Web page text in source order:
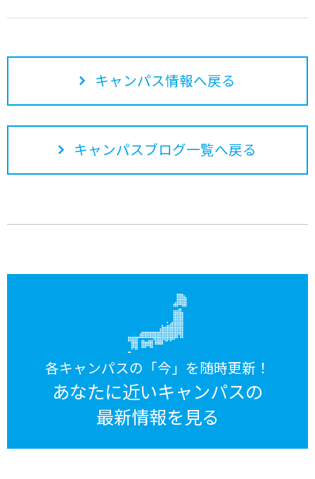
キャンパス情報へ戻る
キャンパスブログ一覧へ戻る
各キャンパスの「今」を随時更新！
あなたに近いキャンパスの
最新情報を見る